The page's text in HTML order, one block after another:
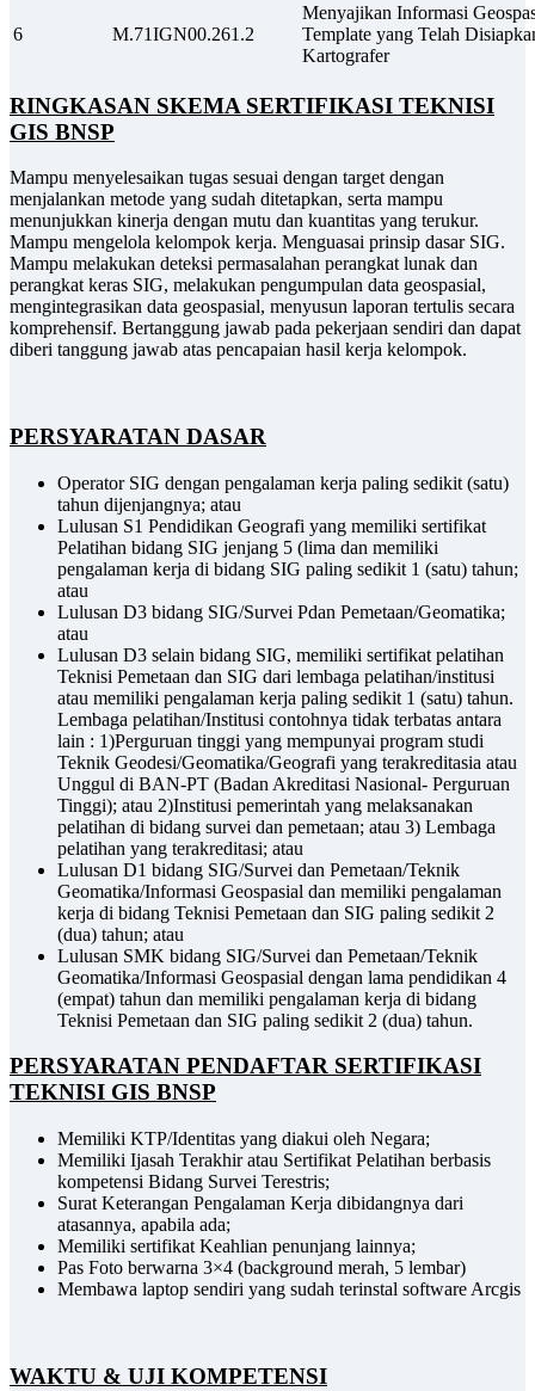
6 M.71IGN00.261.2
Menyajikan Informasi
Template yang Telah
Kartografer
RINGKASAN SKEMA SERTIFIKASI TEKNISI
GIS BNSP
Mampu menyelesaikan tugas sesuai dengan target dengan
menjalankan metode yang sudah ditetapkan, serta mampu
menunjukkan kinerja dengan mutu dan kuantitas yang terukur.
Mampu mengelola kelompok kerja. Menguasai prinsip dasar SIG.
Mampu melakukan deteksi permasalahan perangkat lunak dan
perangkat keras SIG, melakukan pengumpulan data geospasial,
mengintegrasikan data geospasial, menyusun laporan tertulis secara
komprehensif. Bertanggung jawab pada pekerjaan sendiri dan dapat
diberi tanggung jawab atas pencapaian hasil kerja kelompok.
PERSYARATAN DASAR
Operator SIG dengan pengalaman kerja paling sedikit (satu)
tahun dijenjangnya; atau
Lulusan S1 Pendidikan Geografi yang memiliki sertifikat
Pelatihan bidang SIG jenjang 5 (lima dan memiliki
pengalaman kerja di bidang SIG paling sedikit 1 (satu) tahun;
atau
Lulusan D3 bidang SIG/Survei Pdan Pemetaan/Geomatika;
atau
Lulusan D3 selain bidang SIG, memiliki sertifikat pelatihan
Teknisi Pemetaan dan SIG dari lembaga pelatihan/institusi
atau memiliki pengalaman kerja paling sedikit 1 (satu) tahun.
Lembaga pelatihan/Institusi contohnya tidak terbatas antara
lain : 1)Perguruan tinggi yang mempunyai program studi
Teknik Geodesi/Geomatika/Geografi yang terakreditasia atau
Unggul di BAN-PT (Badan Akreditasi Nasional- Perguruan
Tinggi); atau 2)Institusi pemerintah yang melaksanakan
pelatihan di bidang survei dan pemetaan; atau 3) Lembaga
pelatihan yang terakreditasi; atau
Lulusan D1 bidang SIG/Survei dan Pemetaan/Teknik
Geomatika/Informasi Geospasial dan memiliki pengalaman
kerja di bidang Teknisi Pemetaan dan SIG paling sedikit 2
(dua) tahun; atau
Lulusan SMK bidang SIG/Survei dan Pemetaan/Teknik
Geomatika/Informasi Geospasial dengan lama pendidikan 4
(empat) tahun dan memiliki pengalaman kerja di bidang
Teknisi Pemetaan dan SIG paling sedikit 2 (dua) tahun.
PERSYARATAN PENDAFTAR SERTIFIKASI
TEKNISI GIS BNSP
Memiliki KTP/Identitas yang diakui oleh Negara;
Memiliki Ijasah Terakhir atau Sertifikat Pelatihan berbasis
kompetensi Bidang Survei Terestris;
Surat Keterangan Pengalaman Kerja dibidangnya dari
atasannya, apabila ada;
Memiliki sertifikat Keahlian penunjang lainnya;
Pas Foto berwarna 3×4 (background merah, 5 lembar)
Membawa laptop sendiri yang sudah terinstal software Arcgis
WAKTU & UJI KOMPETENSI